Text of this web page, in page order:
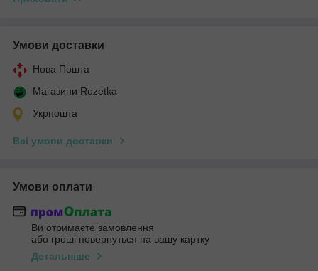
Умови доставки
Нова Пошта
Магазини Rozetka
Укрпошта
Всі умови доставки
Умови оплати
Ви отримаєте замовлення
або гроші повернуться на вашу картку
Детальніше